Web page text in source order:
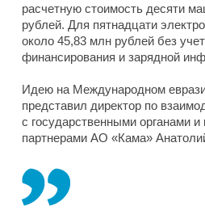
расчетную стоимость десяти
рублей. Для пятнадцати
около 45,83 млн рублей без
финансирования и зарядной
Идею на Международном
представил директор по
с государственными органами
партнерами АО «Кама»